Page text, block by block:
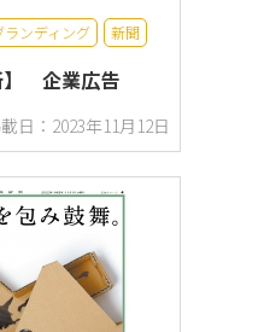
ランディング 新聞
】 企業広告
日：2023年11月12日